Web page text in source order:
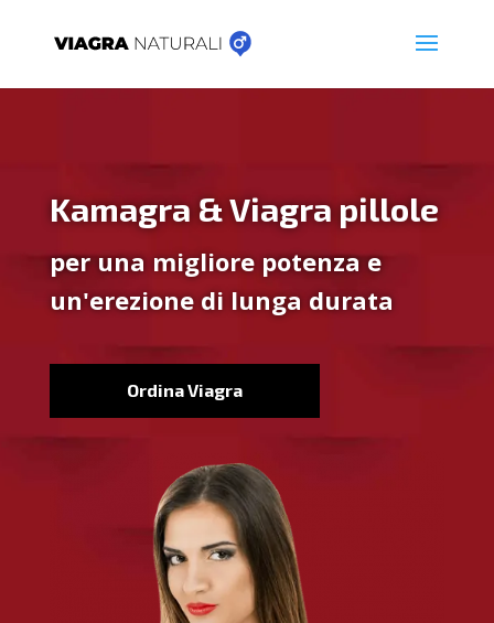
Kamagra & Viagra pillole
per una migliore potenza e
un'erezione di lunga durata
Ordina Viagra